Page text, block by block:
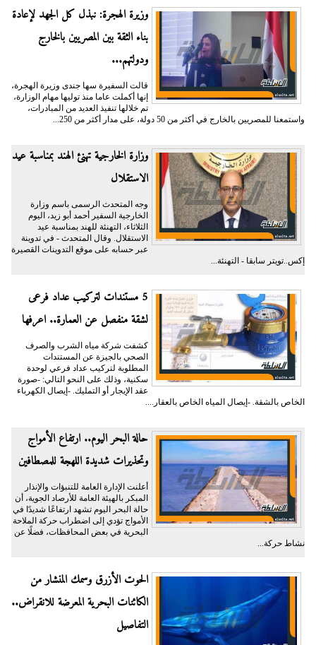
وزيرة الهجرة: نبذل كل الجهد لإعادة
بناء الثقة بين المصريين بالخارج
ودولتهم...
قالت السفيرة سها جندى وزيرة الهجرة،
إنها أكملت عاما منذ توليها مهام الوزارة،
تم خلالها تنفيذ العديد من المبادرات،
واستمعنا للمصريين بالخارج في أكثر من 50 دولة، على مدار أكثر من 250...
وزارة الخارجية تهنئ الهند بمناسبة عيد
الاستقلال
وجه المتحدث الرسمى باسم وزارة
الخارجية السفير أحمد أبو زيد، اليوم
الثلاثاء، التهنئة للهند بمناسبة عيد
الاستقلال. وقال المتحدث - في تدوينة
عبر حسابه على موقع التدوينات القصيرة
إكس..تويتر سابقا - التهنئة...
5 مستندات لتركيب عداد فرعى
لشقة منفصل عن العمارة.. اعرفها
كشفت شركة مياه الشرب والصرف
الصحي بالجيزة عن المستندات
المطلوبة لتركيب عداد فرعي لوحدة
سكنية، وذلك على النحو التالي: -صورة
عقد الإيجار أو التمليك. -إيصال الكهرباء
الخاص بالشقة. -إيصال المياه الخاص بالعقار....
حالة البحر اليوم.. ارتفاع الأمواج
وتحذيرات شديدة اللهجة للمصطافين
أعلنت الإدارة العامة للتنبؤات والإنذار
المبكر بالهيئة العامة للأرصاد الجوية، أن
حالة البحر اليوم تشهد ارتفاعًا شديدًا في
الأمواج تؤدي إلى اضطراب حركة الملاحة
البحرية في بعض المحافظات، فضلًا عن
نشاط حركة...
الحوت الأزرق وسمك المنشار من
الكائنات البحرية المعرضة للانقراض..
التفاصيل